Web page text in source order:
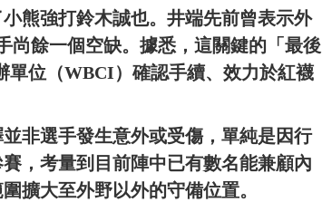
熊強打鈴木誠也。井端先前曾表示外
尚餘一個空缺。據悉，這關鍵的「最後
單位（WBCI）確認手續、效力於紅襪
非選手發生意外或受傷，單純是因行
，考量到目前陣中已有數名能兼顧內
擴大至外野以外的守備位置。